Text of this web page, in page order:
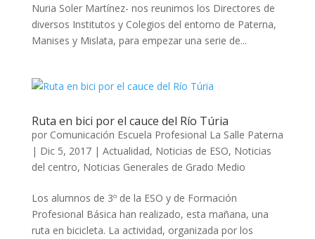
Nuria Soler Martínez- nos reunimos los Directores de
diversos Institutos y Colegios del entorno de Paterna,
Manises y Mislata, para empezar una serie de...
Ruta en bici por el cauce del Río Túria
por Comunicación Escuela Profesional La Salle Paterna
| Dic 5, 2017| Actualidad, Noticias de ESO, Noticias
del centro, Noticias Generales de Grado Medio
Los alumnos de 3º de la ESO y de Formación
Profesional Básica han realizado, esta mañana, una
ruta en bicicleta. La actividad, organizada por los